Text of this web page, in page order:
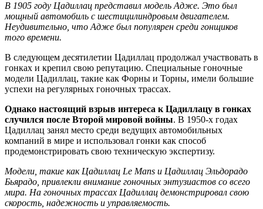
В 1905 году Цадиллац представил модель Адже. Это был
мощный автомобиль с шестицилиндровым двигателем.
Неудивительно, что Адже был популярен среди гонщиков
того времени.
В следующем десятилетии Цадиллац продолжал участвовать в
гонках и крепил свою репутацию. Специальные гоночные
модели Цадиллац, такие как Форны и Торны, имели большие
успехи на регулярных гоночных трассах.
Однако настоящий взрыв интереса к Цадиллацу в гонках
случился после Второй мировой войны. В 1950-х годах
Цадиллац занял место среди ведущих автомобильных
компаний в мире и использовал гонки как способ
продемонстрировать свою техническую экспертизу.
Модели, такие как Цадиллац Le Mans и Цадиллац Эльдорадо
Бьярадо, привлекли внимание гоночных энтузиастов со всего
мира. На гоночных трассах Цадиллац демонстрировал свою
скорость, надежность и управляемость.